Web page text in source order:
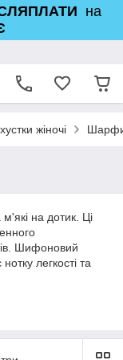
на
жіночі Шарфи
на дотик. Ці
Шифоновий
легкості та
види
розмірів і